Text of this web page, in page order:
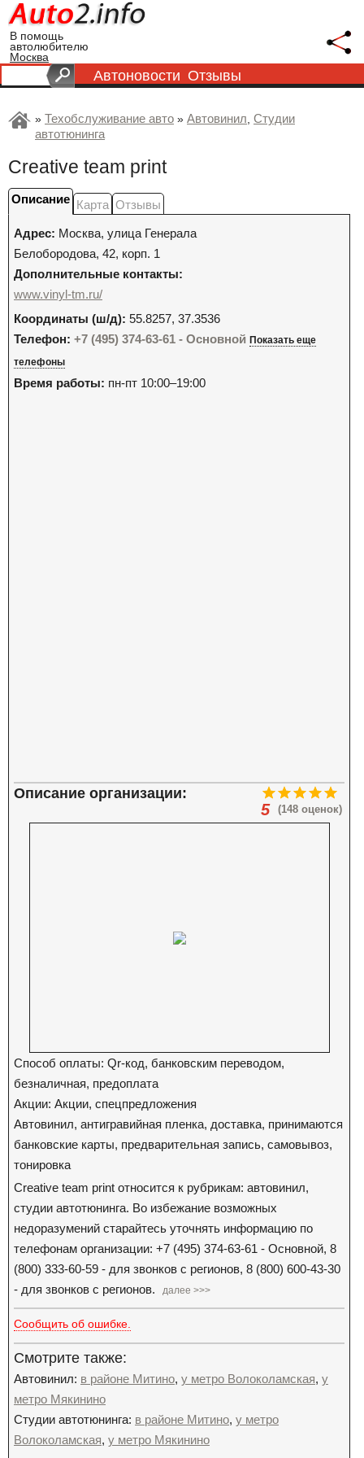
В помощь
автолюбителю
Москва
Автоновости Отзывы
» Техобслуживание авто » Автовинил, Студии
автотюнинга
Creative team print
Описание Карта Отзывы
Адрес: Москва, улица Генерала
Белобородова, 42, корп. 1
Дополнительные контакты:
www.vinyl-tm.ru/
Координаты (ш/д): 55.8257, 37.3536
Телефон: +7 (495) 374-63-61 - Основной Показать еще
телефоны
Время работы: пн-пт 10:00–19:00
(148 оценок)
5
Описание организации:
Способ оплаты: Qr-код, банковским переводом,
безналичная, предоплата
Акции: Акции, спецпредложения
Автовинил, антигравийная пленка, доставка, принимаются
банковские карты, предварительная запись, самовывоз,
тонировка
Creative team print относится к рубрикам: автовинил,
студии автотюнинга. Во избежание возможных
недоразумений старайтесь уточнять информацию по
телефонам организации: +7 (495) 374-63-61 - Основной, 8
(800) 333-60-59 - для звонков с регионов, 8 (800) 600-43-30
- для звонков с регионов.
далее >>>
Сообщить об ошибке.
Смотрите также:
Автовинил: в районе Митино, у метро Волоколамская, у
метро Мякинино
Студии автотюнинга: в районе Митино, у метро
Волоколамская, у метро Мякинино